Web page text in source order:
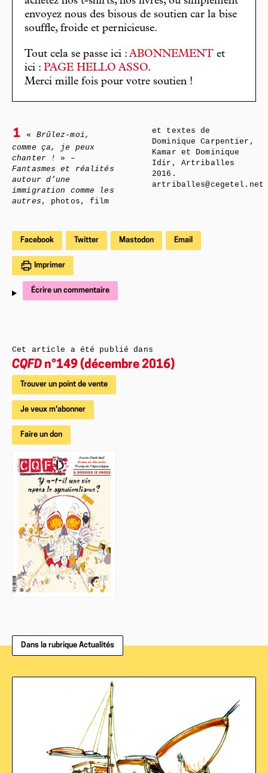
envoyez nous des bisous de soutien car la bise
souffle, froide et pernicieuse.
Tout cela se passe ici : ABONNEMENT et
ici : PAGE HELLO ASSO.
Merci mille fois pour votre soutien !
1 « Brûlez-moi,
comme ça, je peux
chanter !
» –
Fantasmes et réalités
autour d’une
immigration comme les
autres , photos, film
et textes de
Dominique Carpentier,
Kamar et Dominique
Idir, Artriballes
2016.
artriballes@cegetel.net
Facebook Twitter Mastodon Email
Imprimer
Écrire un commentaire
Cet article a été publié dans
CQFD n°149 (décembre 2016)
Trouver un point de vente
Je veux m'abonner
Faire un don
Dans la rubrique Actualités